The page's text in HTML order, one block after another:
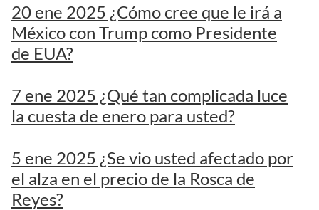
20 ene 2025 ¿Cómo cree que le irá a
México con Trump como Presidente
de EUA?
7 ene 2025 ¿Qué tan complicada luce
la cuesta de enero para usted?
5 ene 2025 ¿Se vio usted afectado por
el alza en el precio de la Rosca de
Reyes?